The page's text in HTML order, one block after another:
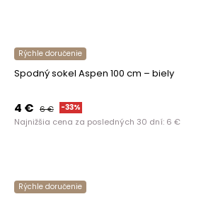
Rýchle doručenie
Spodný sokel Aspen 100 cm – biely
4 € 6€ -33%
Najnižšia cena za posledných 30 dní: 6 €
Rýchle doručenie